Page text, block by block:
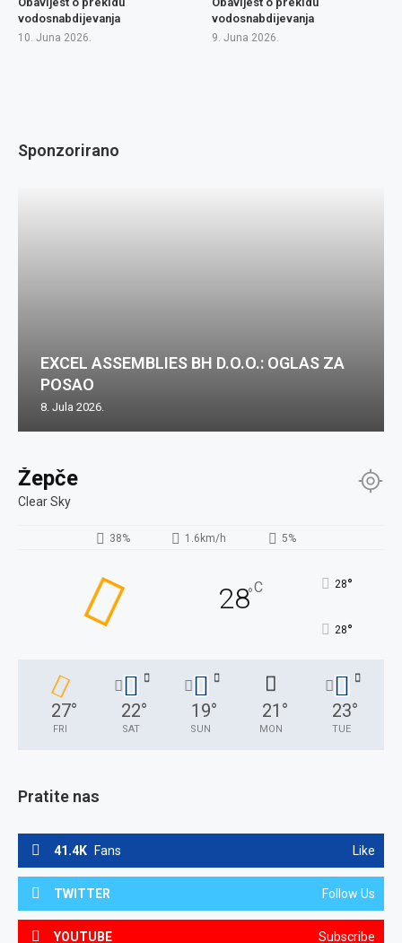
Žepče
Clear Sky
38% 1.6km/h 5%
28°C 28°
28°
27°
FRI
22°
SAT
19°
SUN
21 °
MON
23°
TUE
Pratite nas
41.4K Fans Like
TWITTER Follow Us
YOUTUBE Subscribe
vodosnabdijevanja
10. Juna 2026.
vodosnabdijevanja
9. Juna 2026.
Sponzorirano
EXCEL ASSEMBLIES BH D.O.O.: OGLAS ZA
POSAO
8. Jula 2026.